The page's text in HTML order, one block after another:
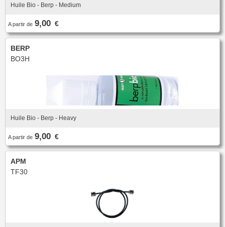
Huile Bio - Berp - Medium
A partir de 9,00 €
BERP
BO3H
Huile Bio - Berp - Heavy
A partir de 9,00 €
APM
TF30